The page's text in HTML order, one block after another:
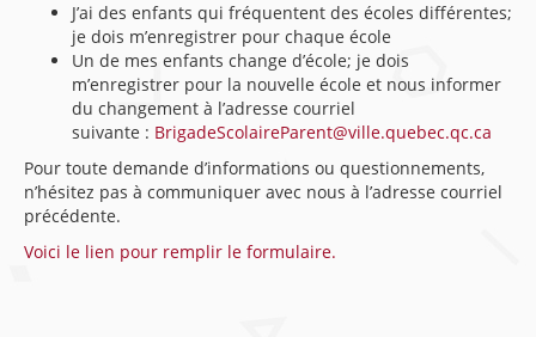
J’ai des enfants qui fréquentent des écoles différentes;
je dois m’enregistrer pour chaque école
Un de mes enfants change d’école; je dois
m’enregistrer pour la nouvelle école et nous informer
du changement à l’adresse courriel
suivante : BrigadeScolaireParent@ville.quebec.qc.ca
Pour toute demande d’informations ou questionnements,
n’hésitez pas à communiquer avec nous à l’adresse courriel
précédente.
Voici le lien pour remplir le formulaire.